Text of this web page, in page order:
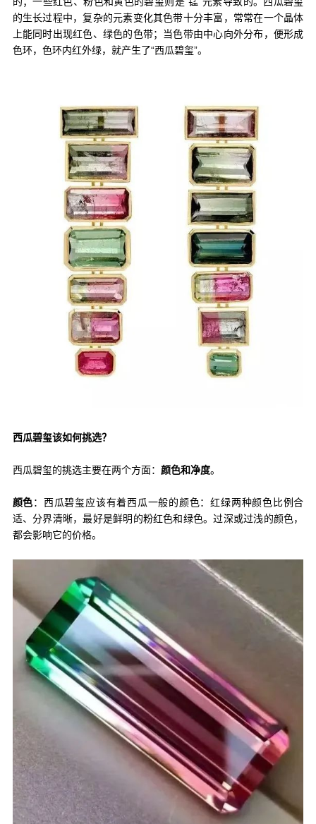
的生长过程中，复杂的元素变化其色带十分丰富，常常在一个晶体
上能同时出现红色、绿色的色带；当色带由中心向外分布，便形成
色环，色环内红外绿，就产生了“西瓜碧玺”。
西瓜碧玺该如何挑选？
西瓜碧玺的挑选主要在两个方面： 颜色和净度。
颜色：西瓜碧玺应该有着西瓜一般的颜色：红绿两种颜色比例合
适、分界清晰，最好是鲜明的粉红色和绿色。过深或过浅的颜色，
都会影响它的价格。